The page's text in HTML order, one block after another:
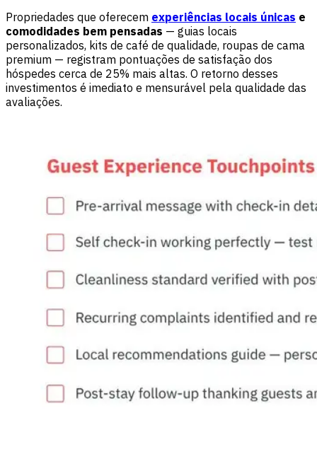
Propriedades que oferecem experiências locais únicas e
comodidades bem pensadas — guias locais
personalizados, kits de café de qualidade, roupas de cama
premium — registram pontuações de satisfação dos
hóspedes cerca de 25% mais altas. O retorno desses
investimentos é imediato e mensurável pela qualidade das
avaliações.